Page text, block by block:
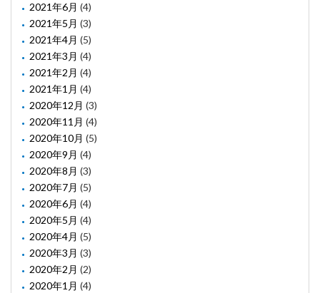
2021年6月 (4)
2021年5月 (3)
2021年4月 (5)
2021年3月 (4)
2021年2月 (4)
2021年1月 (4)
2020年12月 (3)
2020年11月 (4)
2020年10月 (5)
2020年9月 (4)
2020年8月 (3)
2020年7月 (5)
2020年6月 (4)
2020年5月 (4)
2020年4月 (5)
2020年3月 (3)
2020年2月 (2)
2020年1月 (4)